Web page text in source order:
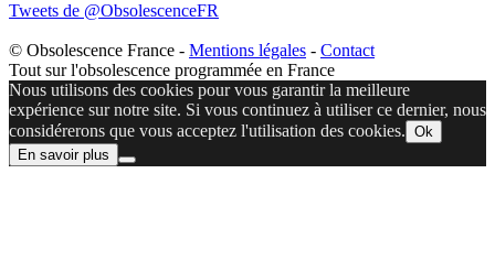
Tweets de @ObsolescenceFR
© Obsolescence France - Mentions légales - Contact
Tout sur l'obsolescence programmée en France
Nous utilisons des cookies pour vous garantir la meilleure
expérience sur notre site. Si vous continuez à utiliser ce dernier, nous
considérerons que vous acceptez l'utilisation des cookies. Ok
En savoir plus